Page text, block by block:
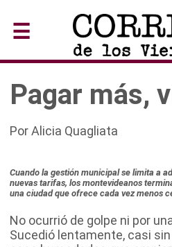
☰
Pagar más,
Por Alicia Quagliata
Cuando la gestión municipal se limita a
nuevas tarifas, los montevideanos
una ciudad que ofrece cada vez menos
No ocurrió de golpe ni por
Sucedió lentamente, casi